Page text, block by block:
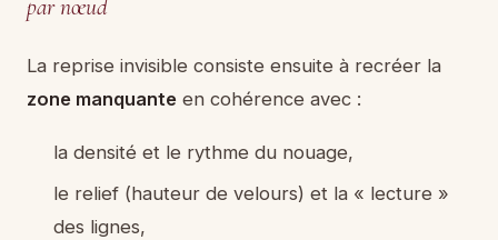
par nœud
La reprise invisible consiste ensuite à recréer la
zone manquante en cohérence avec :
la densité et le rythme du nouage,
le relief (hauteur de velours) et la « lecture »
des lignes,